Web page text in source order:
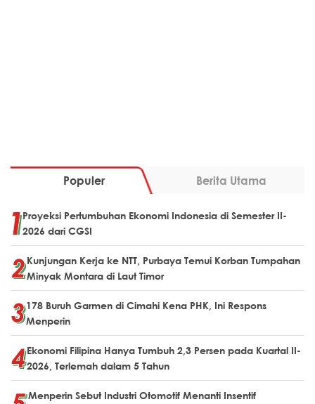
Populer Berita Utama
Proyeksi Pertumbuhan Ekonomi Indonesia di Semester II-
2026 dari CGSI
Kunjungan Kerja ke NTT, Purbaya Temui Korban Tumpahan
Minyak Montara di Laut Timor
178 Buruh Garmen di Cimahi Kena PHK, Ini Respons
Menperin
Ekonomi Filipina Hanya Tumbuh 2,3 Persen pada Kuartal II-
2026, Terlemah dalam 5 Tahun
Menperin Sebut Industri Otomotif Menanti Insentif